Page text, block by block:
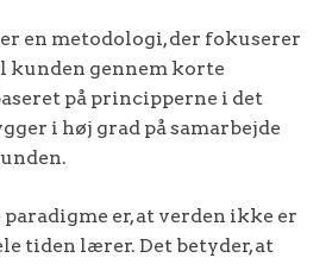
en metodologi, der fokuserer
kunden gennem korte
på principperne i det
i høj grad på samarbejde
er, at verden ikke er
tiden lærer. Det betyder, at